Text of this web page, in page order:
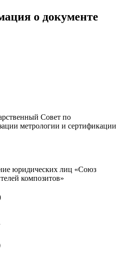
о документе
Совет по
метрологии и сертификации
юридических лиц «Союз
композитов»